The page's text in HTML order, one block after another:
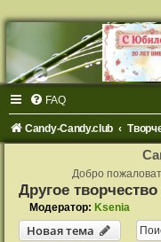
FAQ
Candy-Candy.club
Добро
Другое
Модератор: Ksenia
Новая тема